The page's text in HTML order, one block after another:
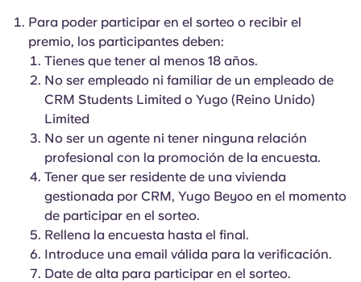
English (GB)
English (US)
Chinese
Elige un país
Elige una ciudad
Elige una residencia
Iniciar sesión
Reserva ahora
Català Deutsch
Italian
Portuguese
Para poder participar en el sorteo o recibir el
premio, los participantes deben:
Tienes que tener al menos 18 años.
No ser empleado ni familiar de un empleado de
CRM Students Limited o Yugo (Reino Unido)
Limited
No ser un agente ni tener ninguna relación
profesional con la promoción de la encuesta.
Tener que ser residente de una vivienda
gestionada por CRM, Yugo Beyoo en el momento
de participar en el sorteo.
Rellena la encuesta hasta el final.
Introduce una email válida para la verificación.
Date de alta para participar en el sorteo.